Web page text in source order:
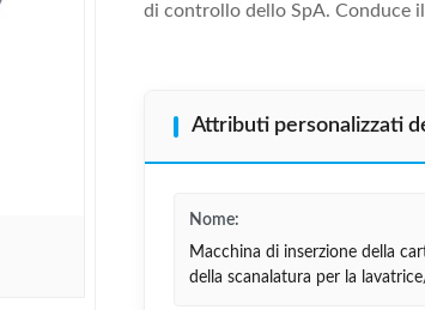
di controllo dello SpA. Conduce
Attributi personalizzati
Nome:
Macchina di inserzione della
della scanalatura per la